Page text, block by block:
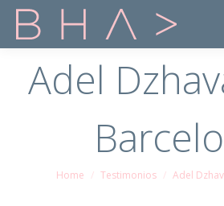
Adel
You are here:
Home Testimonios Adel